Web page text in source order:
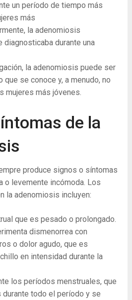
un período de tiempo más
más
la adenomiosis
diagnosticaba durante una
la adenomiosis puede ser
que se conoce y, a menudo, no
mujeres más jóvenes.
de la
produce signos o síntomas
o levemente incómoda. Los
la adenomiosis incluyen:
que es pesado o prolongado.
dismenorrea con
o dolor agudo, que es
en intensidad durante la
los períodos menstruales, que
todo el período y se